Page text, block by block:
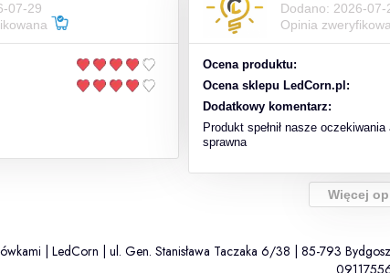
07-29
Dodano: 2026-07-
Opinia
Ocena produktu:
Ocena sklepu LedCorn.pl:
Dodatkowy komentarz:
Produkt spełnił nasze
sprawna
Więcej
| LedCorn | ul. Gen. Stanisława Taczaka 6/38 | 85-793